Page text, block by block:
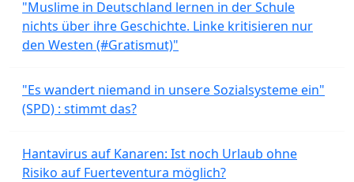
"Muslime in Deutschland lernen in der Schule
nichts über ihre Geschichte. Linke kritisieren nur
den Westen (#Gratismut)"
"Es wandert niemand in unsere Sozialsysteme ein"
(SPD) : stimmt das?
Hantavirus auf Kanaren: Ist noch Urlaub ohne
Risiko auf Fuerteventura möglich?